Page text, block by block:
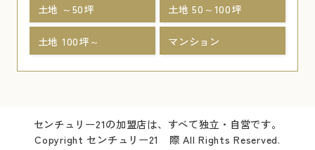
土地 ～50坪 土地 50～100坪
土地 100坪～ マンション
センチュリー21の加盟店は、すべて独立・自営です。
Copyright センチュリー21 際 All Rights Reserved.